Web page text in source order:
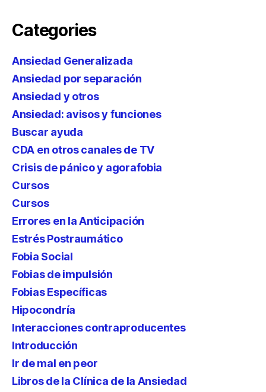
Categories
Ansiedad Generalizada
Ansiedad por separación
Ansiedad y otros
Ansiedad: avisos y funciones
Buscar ayuda
CDA en otros canales de TV
Crisis de pánico y agorafobia
Cursos
Cursos
Errores en la Anticipación
Estrés Postraumático
Fobia Social
Fobias de impulsión
Fobias Específicas
Hipocondría
Interacciones contraproducentes
Introducción
Ir de mal en peor
Libros de la Clínica de la Ansiedad